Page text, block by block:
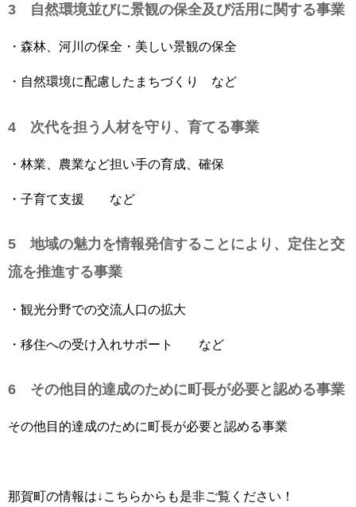
3 自然環境並びに景観の保全及び活用に関する事業
・森林、河川の保全・美しい景観の保全
・自然環境に配慮したまちづくり など
4 次代を担う人材を守り、育てる事業
・林業、農業など担い手の育成、確保
・子育て支援 など
5 地域の魅力を情報発信することにより、定住と交
流を推進する事業
・観光分野での交流人口の拡大
・移住への受け入れサポート など
6 その他目的達成のために町長が必要と認める事業
その他目的達成のために町長が必要と認める事業
那賀町の情報は↓こちらからも是非ご覧ください！